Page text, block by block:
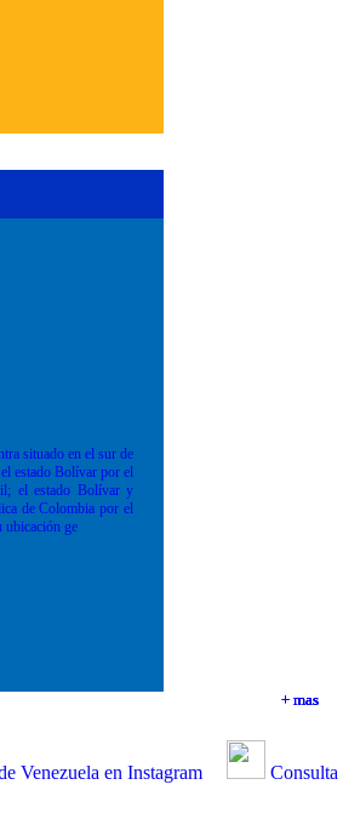
+ mas
+ mas
+ mas
situado en el sur de
estado Bolívar por el
el estado Bolívar y
de Colombia por el
ubicación ge
+ mas
Venezuela en Instagram
Consulta